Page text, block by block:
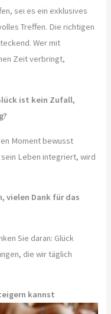
sei es ein exklusives
Treffen. Die richtigen
Wer mit
Zeit verbringt,
ist kein Zufall,
Moment bewusst
Leben integriert, wird
vielen Dank für das
Sie daran: Glück
die wir täglich
kannst